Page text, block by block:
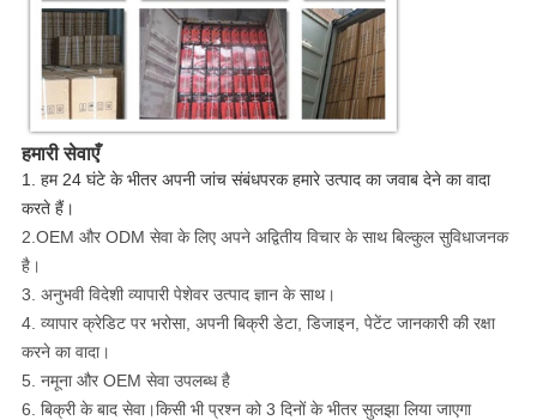
हमारी सेवाएँ
1. हम 24 घंटे के भीतर अपनी जांच संबंधपरक हमारे उत्पाद का जवाब देने का वादा
करते हैं।
2.OEM और ODM सेवा के लिए अपने अद्वितीय विचार के साथ बिल्कुल सुविधाजनक
है।
3. अनुभवी विदेशी व्यापारी पेशेवर उत्पाद ज्ञान के साथ।
4. व्यापार क्रेडिट पर भरोसा, अपनी बिक्री डेटा, डिजाइन, पेटेंट जानकारी की रक्षा
करने का वादा।
5. नमूना और OEM सेवा उपलब्ध है
6. बिक्री के बाद सेवा।किसी भी प्रश्न को 3 दिनों के भीतर सुलझा लिया जाएगा